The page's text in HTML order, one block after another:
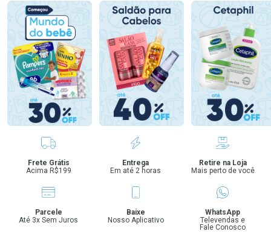
Benefícios
Frete Grátis
Acima R$199
Entrega
Em até 2 horas
Retire na Loja
Mais perto de você
Parcele
Até 3x Sem Juros
Baixe
Nosso Aplicativo
WhatsApp
Televendas e
Fale Conosco